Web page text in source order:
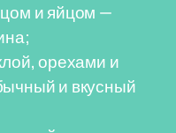
и яйцом —
орехами и
и вкусный